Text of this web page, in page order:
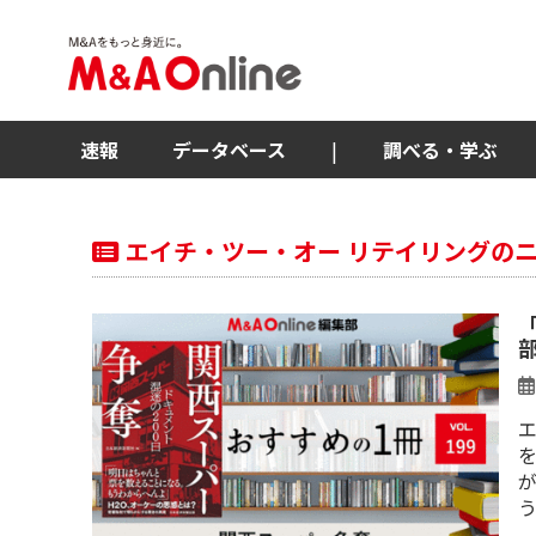
速報 データベース | 調べる・学ぶ
エイチ・ツー・オー リテイリングの